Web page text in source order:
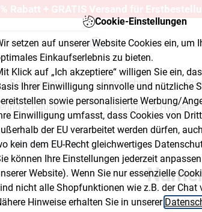
Cookie-Einstellungen
setzen auf unserer Website Cookies ein, um
Einkaufserlebnis zu bieten.
Klick auf „Ich akzeptiere“ willigen Sie ein,
Ihrer Einwilligung sinnvolle und nützliche
sowie personalisierte Werbung/
Einwilligung umfasst, dass Cookies von
der EU verarbeitet werden dürfen,
kein dem EU-Recht gleichwertiges
können Ihre Einstellungen jederzeit
Website). Wenn Sie nur essenzielle
nicht alle Shopfunktionen wie z.B. der Chat
Hinweise erhalten Sie in unserer
Rabatt + GRATIS Versand für
Schreibwaren Bürotechnik
& Haushalt Reinigung & Hygiene
& Baumarkt
Flyout Button 2
Namensschilder Breadcrumb Flyout Button